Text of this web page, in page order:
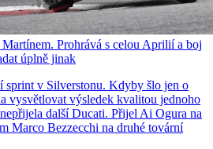
Prohrává s celou Aprilií a boj
úplně jinak
sprint v Silverstonu. Kdyby šlo jen o
vysvětlovat výsledek kvalitou jednoho
další Ducati. Přijel Ai Ogura na
Marco Bezzecchi na druhé tovární